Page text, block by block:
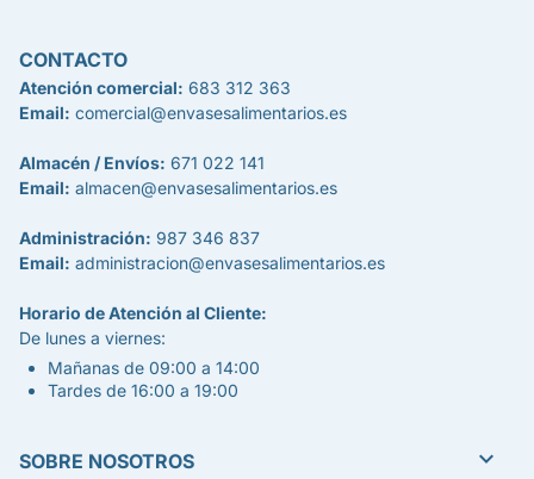
CONTACTO
Atención comercial: 683 312 363
Email: comercial@envasesalimentarios.es
Almacén / Envíos: 671 022 141
Email: almacen@envasesalimentarios.es
Administración: 987 346 837
Email: administracion@envasesalimentarios.es
Horario de Atención al Cliente:
De lunes a viernes:
Mañanas de 09:00 a 14:00
Tardes de 16:00 a 19:00
SOBRE NOSOTROS 